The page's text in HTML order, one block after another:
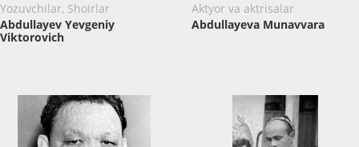
Yozuvchilar, Shoirlar
Abdullayev Yevgeniy
Viktorovich
Aktyor va aktrisalar
Abdullayeva Munavvara